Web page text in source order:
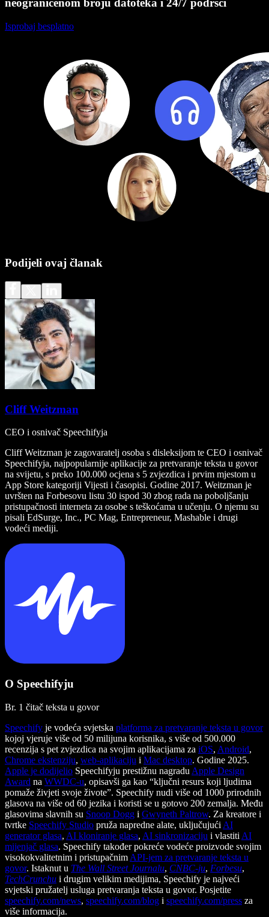
neograničenom broju datoteka i 24/7 podršci
Isprobaj besplatno
Podijeli ovaj članak
Cliff Weitzman
CEO i osnivač Speechifyja
Cliff Weitzman je zagovaratelj osoba s disleksijom te CEO i osnivač
Speechifyja, najpopularnije aplikacije za pretvaranje teksta u govor
na svijetu, s preko 100.000 ocjena s 5 zvjezdica i prvim mjestom u
App Store kategoriji Vijesti i časopisi. Godine 2017. Weitzman je
uvršten na Forbesovu listu 30 ispod 30 zbog rada na poboljšanju
pristupačnosti interneta za osobe s teškoćama u učenju. O njemu su
pisali EdSurge, Inc., PC Mag, Entrepreneur, Mashable i drugi
vodeći mediji.
O Speechifyju
Br. 1 čitač teksta u govor
Speechify je vodeća svjetska platforma za pretvaranje teksta u govor
kojoj vjeruje više od 50 milijuna korisnika, s više od 500.000
recenzija s pet zvjezdica na svojim aplikacijama za iOS, Android,
Chrome ekstenziju, web-aplikaciju i Mac desktop. Godine 2025.
Apple je dodijelio Speechifyju prestižnu nagradu Apple Design
Award na WWDC-u, opisavši ga kao “ključni resurs koji ljudima
pomaže živjeti svoje živote”. Speechify nudi više od 1000 prirodnih
glasova na više od 60 jezika i koristi se u gotovo 200 zemalja. Među
glasovima slavnih su Snoop Dogg i Gwyneth Paltrow. Za kreatore i
tvrtke Speechify Studio pruža napredne alate, uključujući AI
generator glasa, AI kloniranje glasa, AI sinkronizaciju i vlastiti AI
mijenjač glasa. Speechify također pokreće vodeće proizvode svojim
visokokvalitetnim i pristupačnim API-jem za pretvaranje teksta u
govor. Istaknut u The Wall Street Journalu, CNBC-ju, Forbesu,
TechCrunchu i drugim velikim medijima, Speechify je najveći
svjetski pružatelj usluga pretvaranja teksta u govor. Posjetite
speechify.com/news, speechify.com/blog i speechify.com/press za
više informacija.